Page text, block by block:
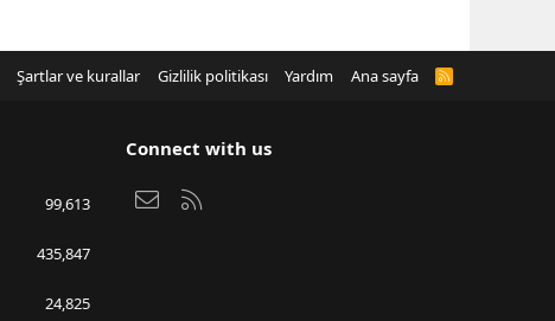
Şartlar ve kurallar Gizlilik politikası Yardım Ana sayfa
R
99,613
435,847
24,825
Connect with us
Bize ulaşın